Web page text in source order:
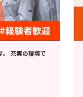
。 充実の環境で